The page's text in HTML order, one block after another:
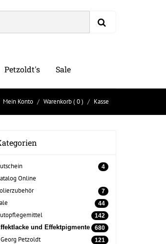
Petzoldt's Sale
Mein Konto Warenkorb( 0 ) Kasse
4
Online
7
44
142
und Effektpigmente 680
Georg Petzoldt 121